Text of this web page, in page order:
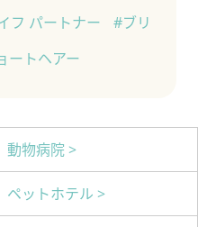
フ パートナー
#ブリ
ートヘアー
動物病院 >
ペットホテル >